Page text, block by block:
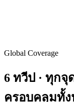
Global Coverage
6 ทวีป · ทุกจุ
ครอบคลุมทั้